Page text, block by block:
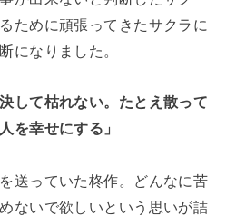
ために頑張ってきたサクラに
になりました。
して枯れない。たとえ散って
を幸せにする」
送っていた柊作。どんなに苦
ないで欲しいという思いが詰